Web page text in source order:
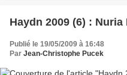
Haydn 2009 (6) :
Publié le 19/05/2009 à 16:48
Par Jean-Christophe Pucek